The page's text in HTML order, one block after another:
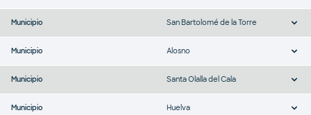
Municipio San Bartolomé de la Torre
Municipio Alosno
Municipio Santa Olalla del Cala
Municipio Huelva